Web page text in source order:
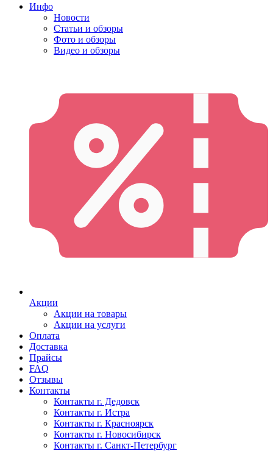
Инфо
Новости
Статьи и обзоры
Фото и обзоры
Видео и обзоры
Акции
Акции на товары
Акции на услуги
Оплата
Доставка
Прайсы
FAQ
Отзывы
Контакты
Контакты г. Дедовск
Контакты г. Истра
Контакты г. Красноярск
Контакты г. Новосибирск
Контакты г. Санкт-Петербург